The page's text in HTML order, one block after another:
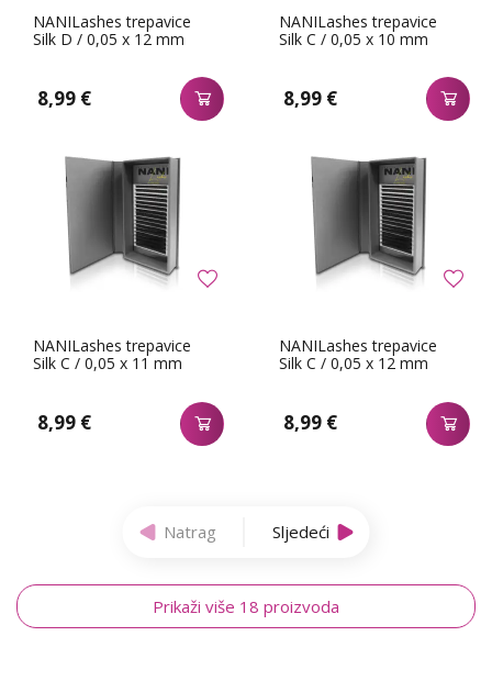
NANILashes trepavice
Silk D / 0,05 x 12 mm
8,99 €
NANILashes trepavice
Silk C / 0,05 x 10 mm
8,99 €
NANILashes trepavice
Silk C / 0,05 x 11 mm
8,99 €
NANILashes trepavice
Silk C / 0,05 x 12 mm
8,99 €
Natrag Sljedeći
Prikaži više 18 proizvoda